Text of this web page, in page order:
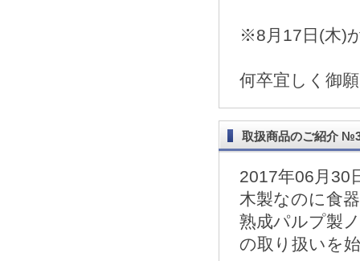
※8月17日(木)
何卒宜しく御
取扱商品のご紹介
2017年06月30
木製なのに食
熟成パルプ製
の取り扱いを